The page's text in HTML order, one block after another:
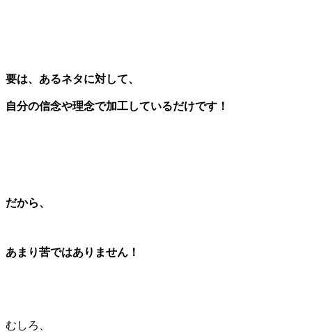
要は、あるネタに対して、
自分の信念や理念で加工しているだけです！
だから、
あまり苦ではありません！
むしろ、